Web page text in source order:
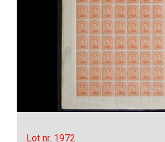
Lot nr. 1972